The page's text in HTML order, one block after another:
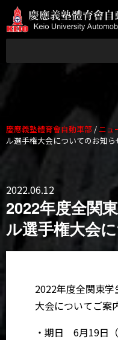
慶應義塾體育會自動車部 / ニュ
ル選手権大会についてのお知ら
2022.06.12
2022年度全関
ル選手権大会
2022年度全関東
大会についてご案
・期日 6月19日（